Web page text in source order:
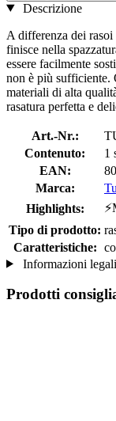
Descrizione
A differenza dei
finisce nella
essere facilmente
non è più sufficiente.
materiali di alta
rasatura perfetta e
Art.-Nr.:
Contenuto:
1
EAN:
Marca:
Highlights:
Tipo di prodotto:
Caratteristiche:
Informazioni legali
Prodotti